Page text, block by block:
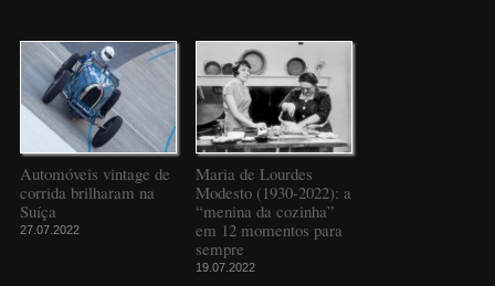
Automóveis vintage de
corrida brilharam na
Suíça
27.07.2022
Maria de Lourdes
Modesto (1930-2022): a
“menina da cozinha”
em 12 momentos para
sempre
19.07.2022